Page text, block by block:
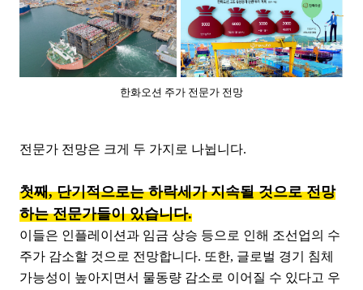
한화오션 주가 전문가 전망
전문가 전망은 크게 두 가지로 나뉩니다.
첫째, 단기적으로는 하락세가 지속될 것으로 전망
하는 전문가들이 있습니다.
이들은 인플레이션과 임금 상승 등으로 인해 조선업의 수
주가 감소할 것으로 전망합니다. 또한, 글로벌 경기 침체
가능성이 높아지면서 물동량 감소로 이어질 수 있다고 우